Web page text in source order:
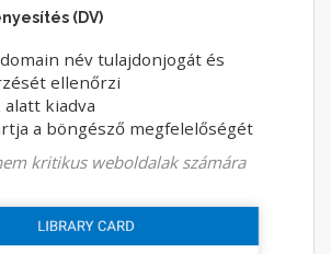
(DV)
név tulajdonjogát és
ellenőrzi
alatt kiadva
a böngésző megfelelőségét
kritikus weboldalak számára